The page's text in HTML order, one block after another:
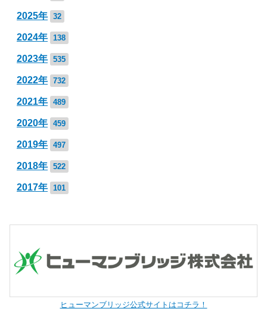
2025年 32
2024年 138
2023年 535
2022年 732
2021年 489
2020年 459
2019年 497
2018年 522
2017年 101
ヒューマンブリッジ公式サイトはコチラ！